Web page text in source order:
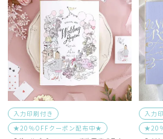
入力印刷付き
★20％OFFクーポン配布中★
入力
★20